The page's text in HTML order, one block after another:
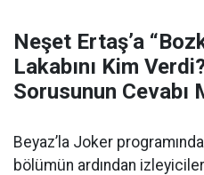
Neşet Ertaş’a
Lakabını Kim
Sorusunun Cevabı
Beyaz’la Joker
bölümün ardından